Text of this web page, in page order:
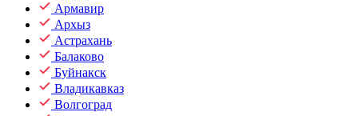
Армавир
Архыз
Астрахань
Балаково
Буйнакск
Владикавказ
Волгоград